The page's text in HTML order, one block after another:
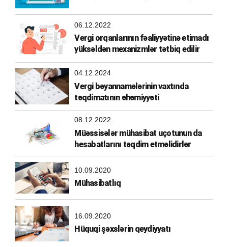
06.12.2022
Vergi orqanlarının fəaliyyətinə etimadı
yüksəldən mexanizmlər tətbiq edilir
04.12.2024
Vergi bəyannamələrinin vaxtında
təqdimatının əhəmiyyəti
08.12.2022
Müəssisələr mühasibat uçotunun da
hesabatlarını təqdim etməlidirlər
10.09.2020
Mühasibatlıq
16.09.2020
Hüquqi şəxslərin qeydiyyatı